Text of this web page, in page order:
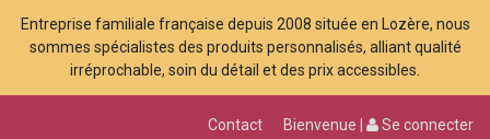
Entreprise familiale française depuis 2008 située en Lozère, nous
sommes spécialistes des produits personnalisés, alliant qualité
irréprochable, soin du détail et des prix accessibles.
Contact Bienvenue | Se connecter